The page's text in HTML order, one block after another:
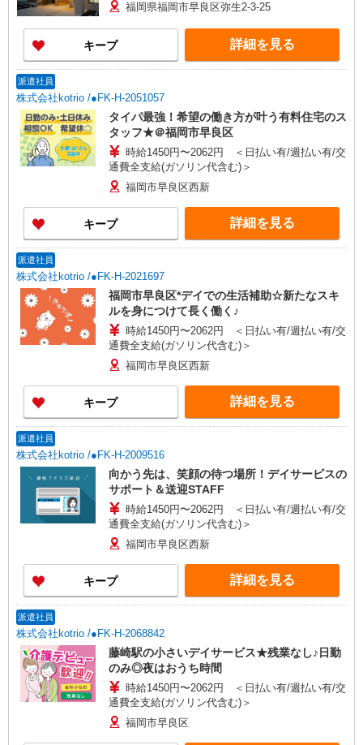
福岡県福岡市早良区弥生2-3-25
キープ 詳細を見る
派遣社員
株式会社kotrio /●FK-H-2051057
タイパ最強！希望の働き方が叶う有料住宅のス
タッフ★＠福岡市早良区
時給1450円〜2062円 ＜日払い有/週払い有/交
通費全支給(ガソリン代含む)＞
福岡市早良区西新
キープ 詳細を見る
派遣社員
株式会社kotrio /●FK-H-2021697
福岡市早良区*デイでの生活補助☆新たなスキ
ルを身につけて長く働く♪
時給1450円〜2062円 ＜日払い有/週払い有/交
通費全支給(ガソリン代含む)＞
福岡市早良区西新
キープ 詳細を見る
派遣社員
株式会社kotrio /●FK-H-2009516
向かう先は、笑顔の待つ場所！デイサービスの
サポート＆送迎STAFF
時給1450円〜2062円 ＜日払い有/週払い有/交
通費全支給(ガソリン代含む)＞
福岡市早良区西新
キープ 詳細を見る
派遣社員
株式会社kotrio /●FK-H-2068842
藤崎駅の小さいデイサービス★残業なし♪日勤
のみ◎夜はおうち時間
時給1450円〜2062円 ＜日払い有/週払い有/交
通費全支給(ガソリン代含む)＞
福岡市早良区